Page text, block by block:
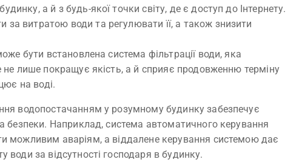
а й з будь-якої точки світу, де є доступ до Інтернету.
витратою води та регулювати її, а також знизити
бути встановлена система фільтрації води, яка
лише покращує якість, а й сприяє продовженню терміну
на воді.
водопостачанням у розумному будинку забезпечує
безпеки. Наприклад, система автоматичного керування
можливим аваріям, а віддалене керування системою дає
за відсутності господаря в будинку.